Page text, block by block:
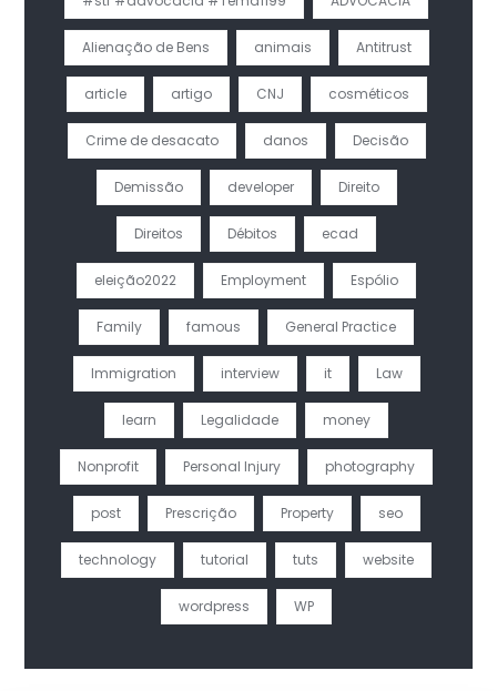
Alienação de Bens animais Antitrust
article artigo CNJ cosméticos
Crime de desacato danos Decisão
Demissão developer Direito
Direitos Débitos ecad
eleição2022 Employment Espólio
Family famous General Practice
Immigration interview it Law
learn Legalidade money
Nonprofit Personal Injury photography
post Prescrição Property seo
technology tutorial tuts website
wordpress WP